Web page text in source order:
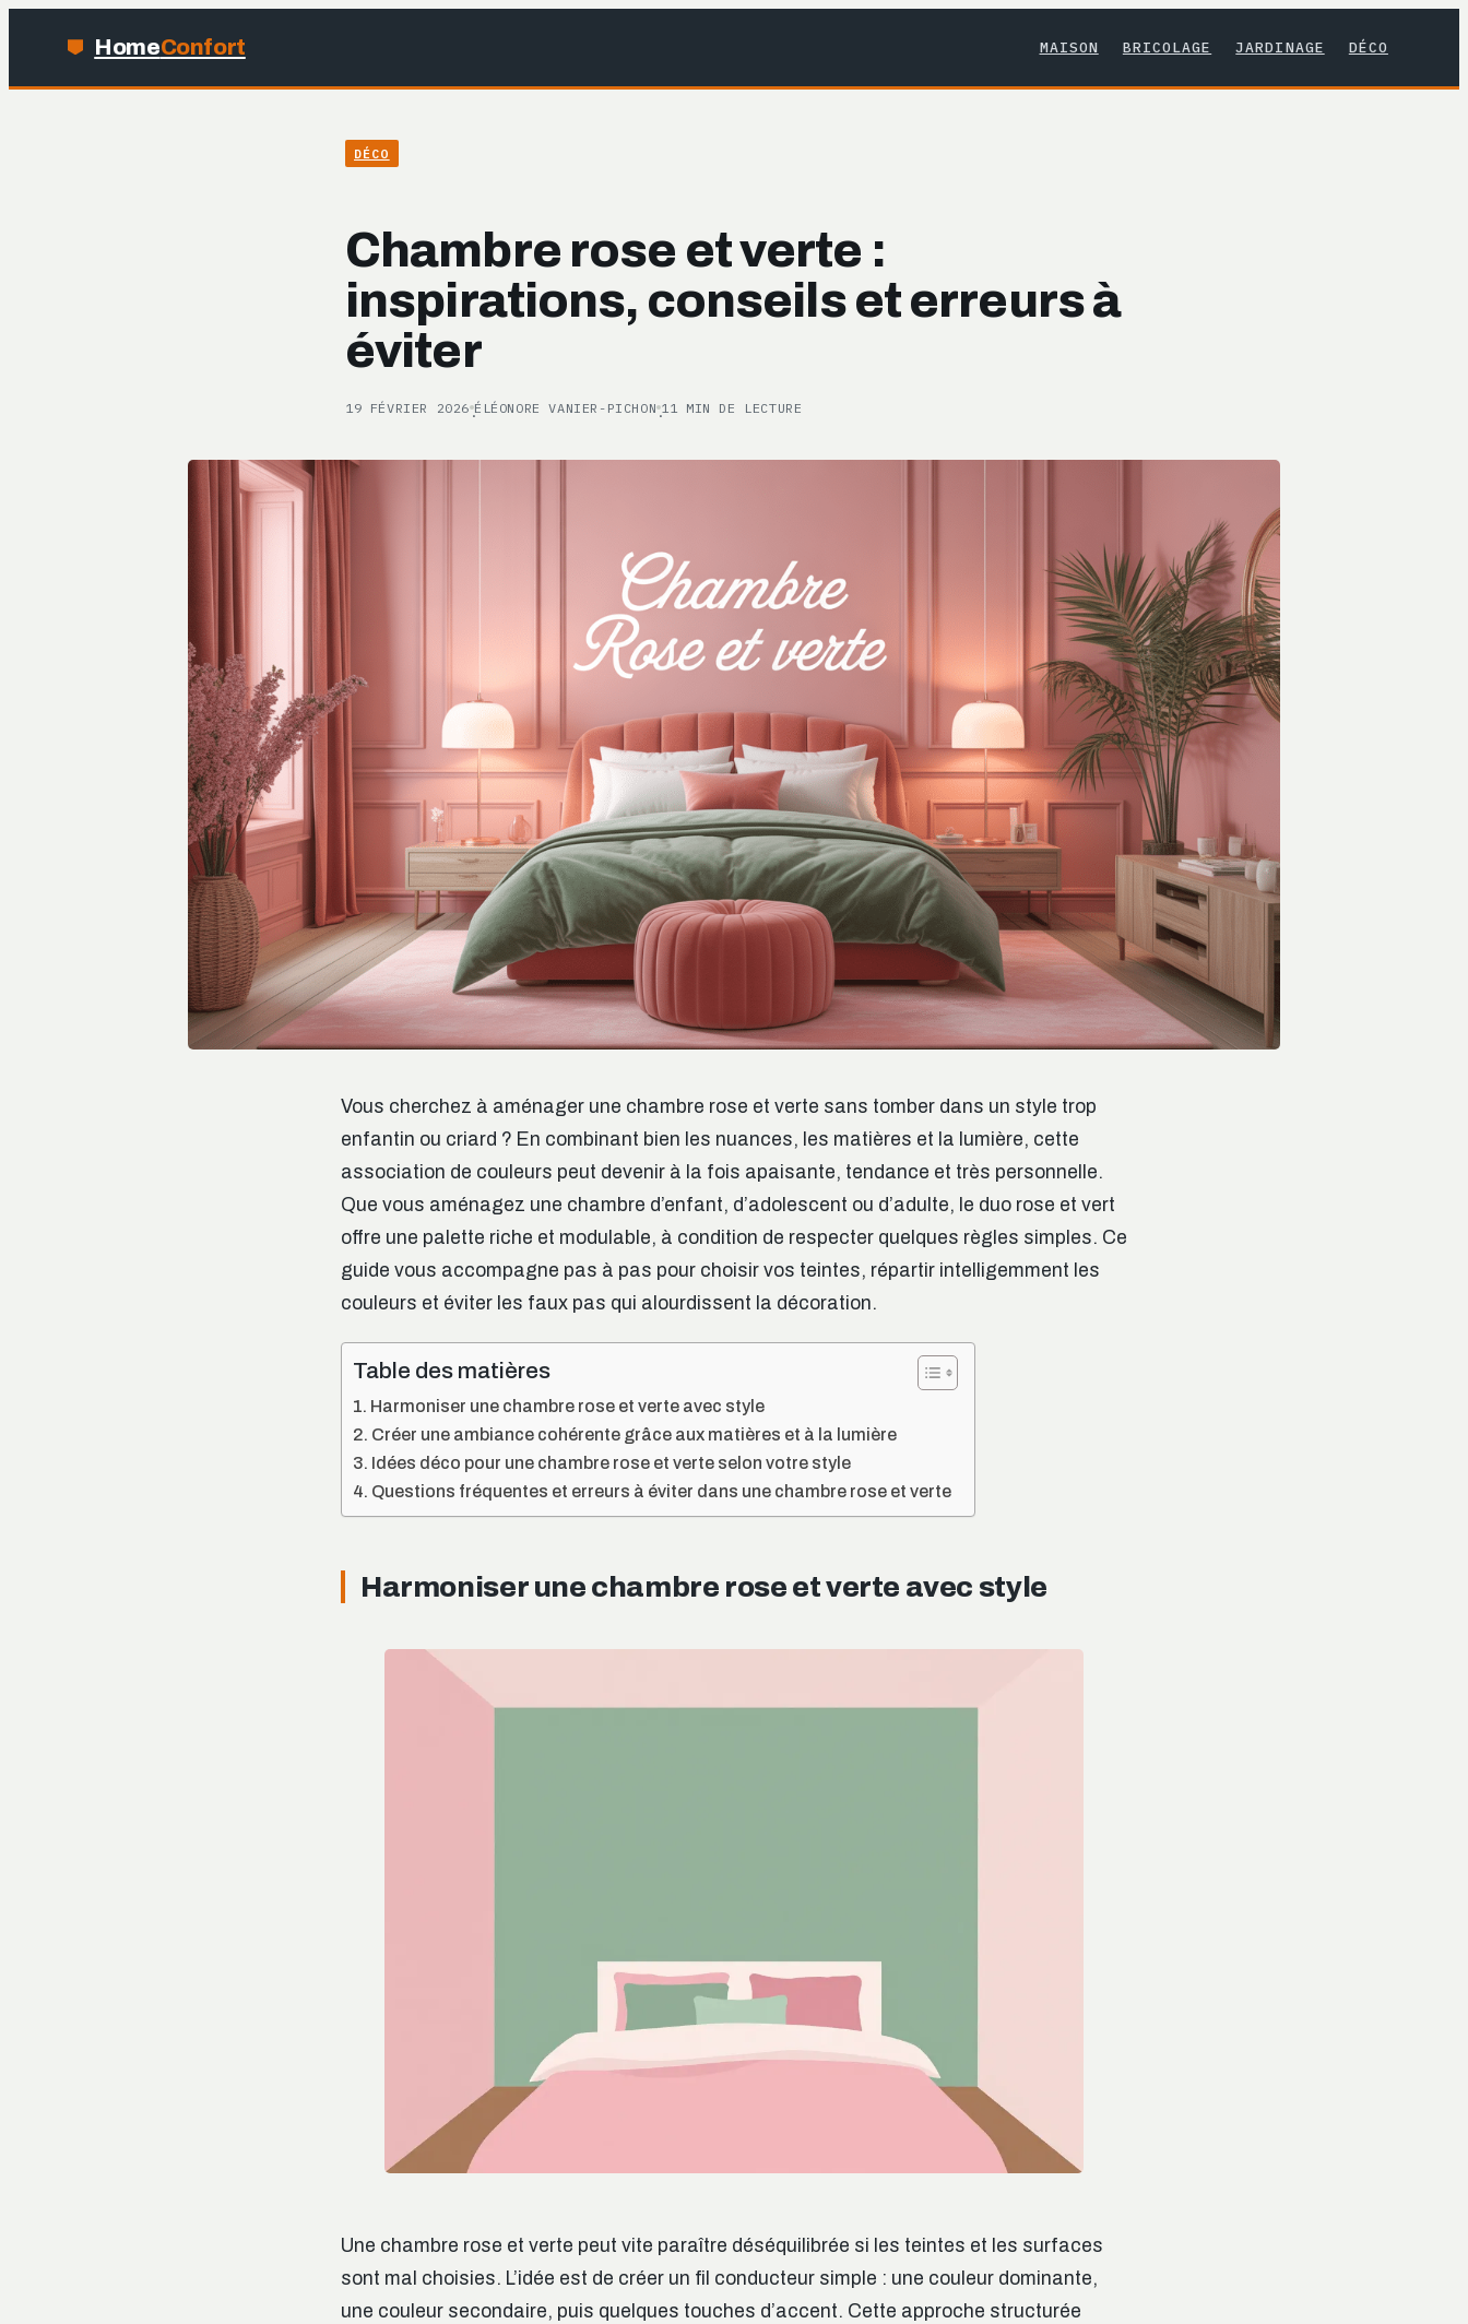
HomeConfort MAISON BRICOLAGE JARDINAGE DÉCO
DÉCO
Chambre rose et verte :
inspirations, conseils et erreurs à
éviter
19 FÉVRIER 2026 ·ÉLÉONORE VANIER-PICHON·11 MIN DE LECTURE
Vous cherchez à aménager une chambre rose et verte sans tomber dans un style trop
enfantin ou criard ? En combinant bien les nuances, les matières et la lumière, cette
association de couleurs peut devenir à la fois apaisante, tendance et très personnelle.
Que vous aménagez une chambre d’enfant, d’adolescent ou d’adulte, le duo rose et vert
offre une palette riche et modulable, à condition de respecter quelques règles simples. Ce
guide vous accompagne pas à pas pour choisir vos teintes, répartir intelligemment les
couleurs et éviter les faux pas qui alourdissent la décoration.
Table des matières
Harmoniser une chambre rose et verte avec style
Créer une ambiance cohérente grâce aux matières et à la lumière
Idées déco pour une chambre rose et verte selon votre style
Questions fréquentes et erreurs à éviter dans une chambre rose et verte
Harmoniser une chambre rose et verte avec style
Une chambre rose et verte peut vite paraître déséquilibrée si les teintes et les surfaces
sont mal choisies. L’idée est de créer un fil conducteur simple : une couleur dominante,
une couleur secondaire, puis quelques touches d’accent. Cette approche structurée